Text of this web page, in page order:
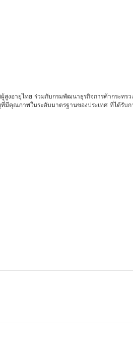
งอายุไทย ร่วมกับกรมพัฒนาธุรกิจการค้ากระทรว
มีคุณภาพในระดับมาตรฐานของประเทศ ที่ได้รับก